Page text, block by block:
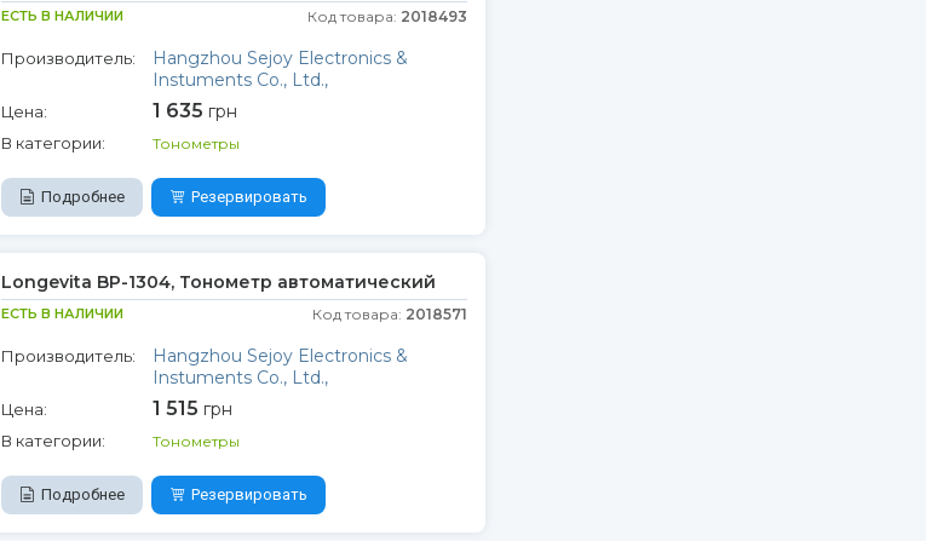
ЕСТЬ В НАЛИЧИИ Код товара: 2018493
Производитель:
Hangzhou Sejoy Electronics &
Instuments Co., Ltd.,
Цена: 1 635 грн
В категории: Тонометры
Подробнее Резервировать
Longevita BP-1304, Тонометр автоматический
ЕСТЬ В НАЛИЧИИ Код товара: 2018571
Производитель:
Hangzhou Sejoy Electronics &
Instuments Co., Ltd.,
Цена: 1 515 грн
В категории: Тонометры
Подробнее Резервировать